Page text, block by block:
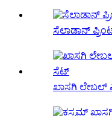
ಸೆಲಾಡಾನ್
ಖಾಸಗಿ ಲೇಬಲ್